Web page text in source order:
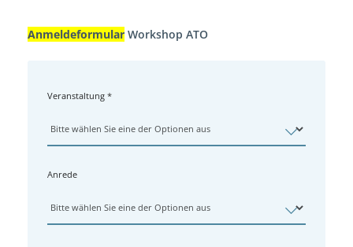
Anmeldeformular Workshop ATO
Veranstaltung *
Anrede